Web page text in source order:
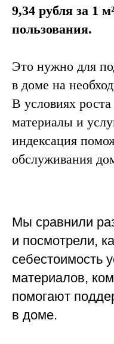
9,34 рубля за 1
пользования.
Это нужно для
в доме на
В условиях
материалы и
индексация
обслуживания
Мы сравнили
и посмотрели,
себестоимость
материалов,
помогают
в доме.